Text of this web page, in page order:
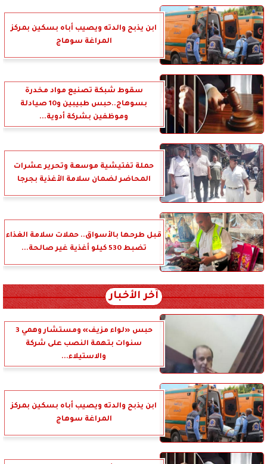
ابن يذبح والدته ويصيب أباه بسكين بمركز
المراغة سوهاج
سقوط شبكة تصنيع مواد مخدرة
بسوهاج..حبس طبيبين و10 صيادلة
وموظفين بشركة أدوية...
حملة تفتيشية موسعة وتحرير عشرات
المحاضر لضمان سلامة الأغذية بجرجا
قبل طرحها بالأسواق.. حملات سلامة الغذاء
تضبط 530 كيلو أغذية غير صالحة...
آخر الأخبار
حبس «لواء مزيف» ومستشار وهمي 3
سنوات بتهمة النصب على شركة
والاستيلاء...
ابن يذبح والدته ويصيب أباه بسكين بمركز
المراغة سوهاج